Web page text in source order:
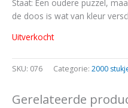
Staat: Een oudere puzzel,
de doos is wat van kleur
Uitverkocht
SKU: 076 Categorie: 2000
Gerelateerde